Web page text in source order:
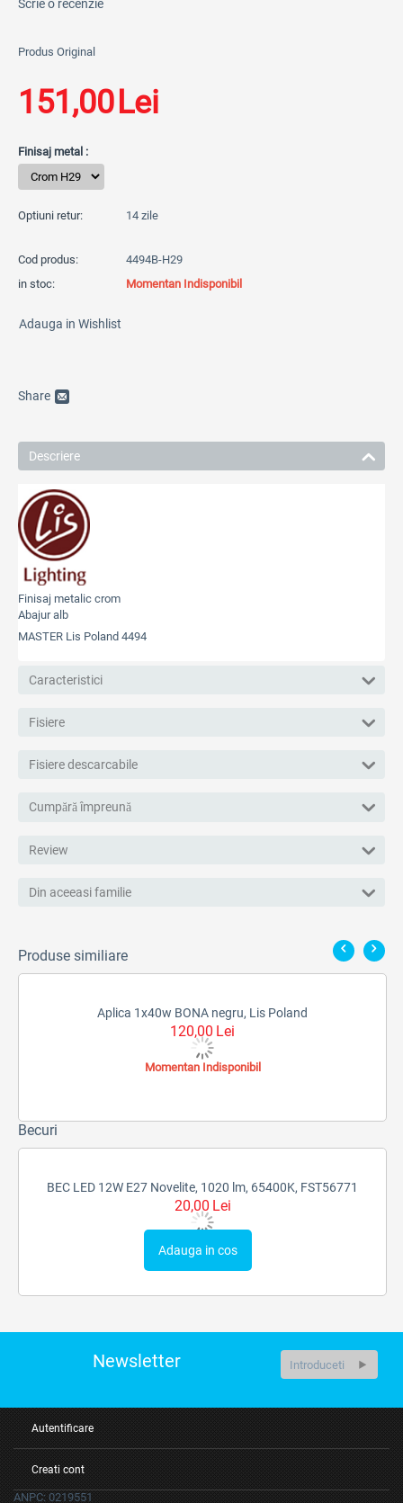
Scrie o recenzie
Produs Original
151,00 Lei
Finisaj metal :
Optiuni retur: 14 zile
Cod produs:
4494B-H29
in stoc:
Momentan Indisponibil
Adauga in Wishlist
Share
Descriere
Finisaj metalic crom
Abajur alb
MASTER Lis Poland 4494
Caracteristici
Fisiere
Fisiere descarcabile
Cumpără împreună
Review
Din aceeasi familie
Produse similiare
Aplica 1x40w BONA negru, Lis Poland
120,00 Lei
Momentan Indisponibil
Becuri
BEC LED 12W E27 Novelite, 1020 lm, 65400K, FST56771
20,00 Lei
Adauga in cos
Newsletter
Autentificare
Creati cont
ANPC: 0219551